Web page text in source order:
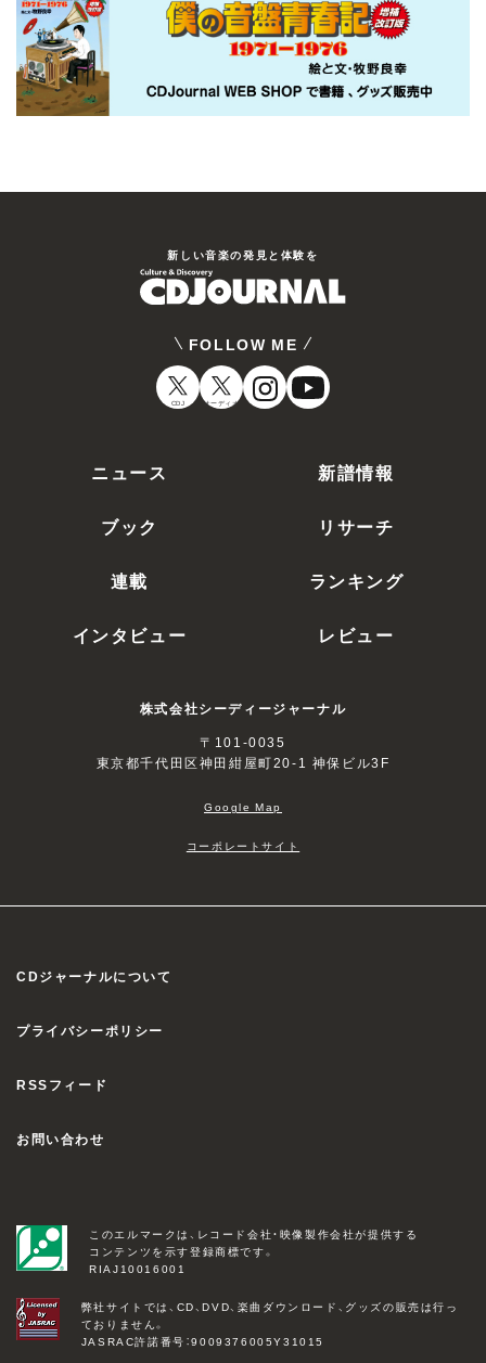
新しい⾳楽の発⾒と体験を
FOLLOW ME
CDJ オーディオ
ニュース 新譜情報
ブック リサーチ
連載 ランキング
インタビュー レビュー
株式会社シーディージャーナル
〒101-0035
東京都千代田区神田紺屋町20-1 神保ビル3F
Google Map
コーポレートサイト
CDジャーナルについて
プライバシーポリシー
RSSフィード
お問い合わせ
このエルマークは、レコード会社・映像製作会社が提供する
コンテンツを示す登録商標です。
RIAJ10016001
弊社サイトでは、CD、DVD、楽曲ダウンロード、グッズの販売は行っ
ておりません。
JASRAC許諾番号：9009376005Y31015